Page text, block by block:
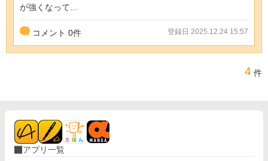
が強くなって...
コメント 0件 登録日 2025.12.24 15:57
4 件
アプリ一覧